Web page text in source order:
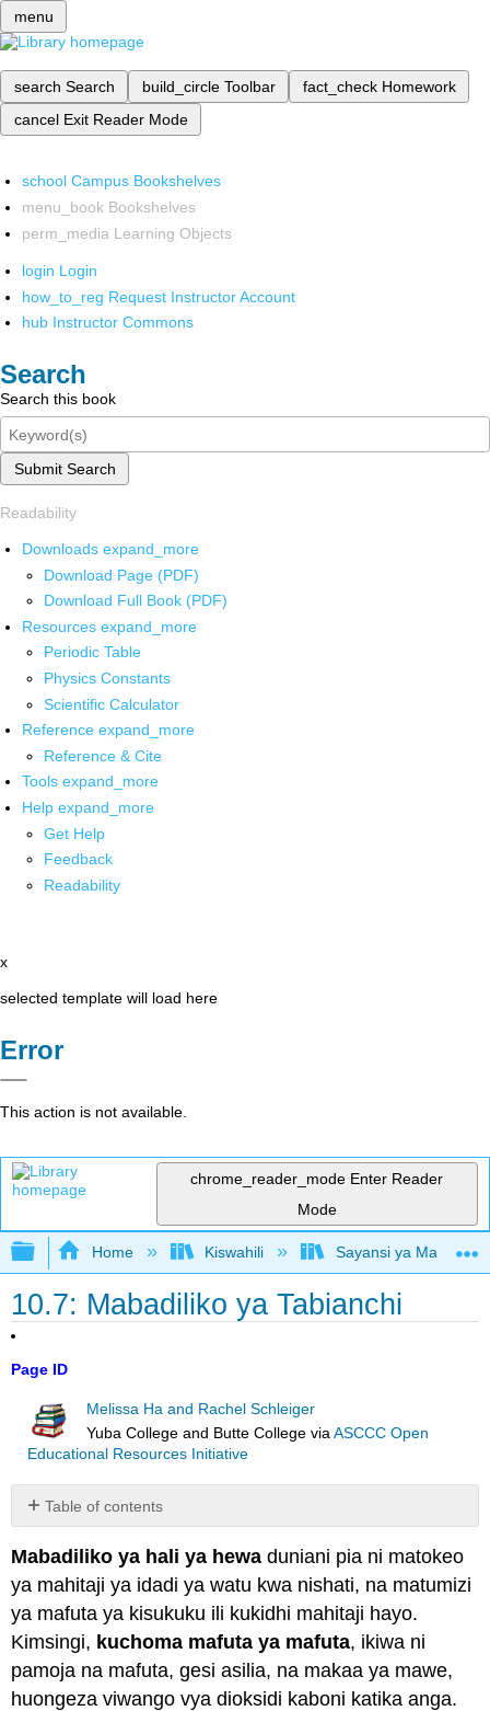
menu
search Search build_circle Toolbar fact_check Homework
cancel Exit Reader Mode
school Campus Bookshelves
menu_book Bookshelves
perm_media Learning Objects
login Login
how_to_reg Request Instructor Account
hub Instructor Commons
Search
Search this book
Submit Search
Readability
Downloads expand_more
Download Page (PDF)
Download Full Book (PDF)
Resources expand_more
Periodic Table
Physics Constants
Scientific Calculator
Reference expand_more
Reference & Cite
Tools expand_more
Help expand_more
Get Help
Feedback
Readability
x
selected template will load here
Error
This action is not available.
chrome_reader_mode Enter Reader
Mode
Expand/collapse global hierarchy
Home Kiswahili Sayansi ya
10.7: Mabadiliko ya Tabianchi
Page ID
Melissa Ha and Rachel Schleiger
Yuba College and Butte College viaASCCC Open
Educational Resources Initiative
Table of contents
Mabadiliko ya hali ya hewa duniani pia ni matokeo
ya mahitaji ya idadi ya watu kwa nishati, na matumizi
ya mafuta ya kisukuku ili kukidhi mahitaji hayo.
Kimsingi, kuchoma mafuta ya mafuta, ikiwa ni
pamoja na mafuta, gesi asilia, na makaa ya mawe,
huongeza viwango vya dioksidi kaboni katika anga.